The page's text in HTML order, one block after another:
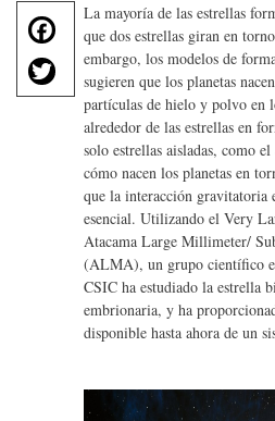
F
e
T
w
it
te
La mayoría de las estrellas
que dos estrellas giran en
embargo, los modelos de
sugieren que los planetas
partículas de hielo y polvo en
alrededor de las estrellas en
solo estrellas aisladas, como
cómo nacen los planetas en
que la interacción gravitatoria
esencial. Utilizando el Very
Atacama Large Millimeter/
(ALMA), un grupo científico
CSIC ha estudiado la estrella
embrionaria, y ha
disponible hasta ahora de un